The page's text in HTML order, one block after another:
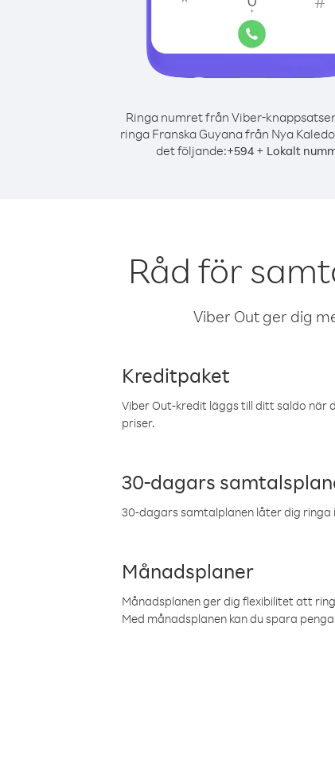
Ringa numret från Viber-
ringa Franska Guyana från Nya
det följande:+594 + Lokalt
Råd för
Viber Out ger dig
Kreditpaket
Viber Out-kredit läggs till ditt saldo när
priser.
30-dagars
30-dagars samtalplanen låter dig
Månadsplaner
Månadsplanen ger dig flexibilitet att
Med månadsplanen kan du spara